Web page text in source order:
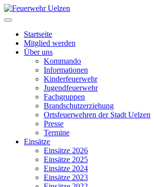
Startseite
Mitglied werden
Über uns
Kommando
Informationen
Kinderfeuerwehr
Jugendfeuerwehr
Fachgruppen
Brandschutzerziehung
Ortsfeuerwehren der Stadt Uelzen
Presse
Termine
Einsätze
Einsätze 2026
Einsätze 2025
Einsätze 2024
Einsätze 2023